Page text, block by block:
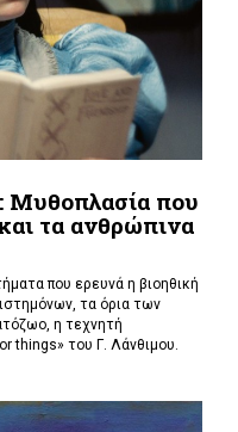
Μυθοπλασία που
τα ανθρώπινα
που ερευνά η βιοηθική
τα όρια των
η τεχνητή
things» του Γ. Λάνθιμου.